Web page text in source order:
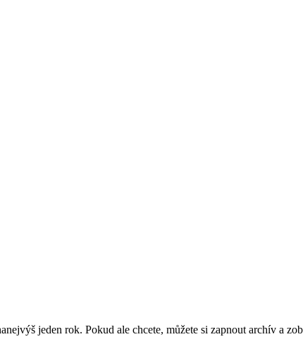
jeden rok. Pokud ale chcete, můžete si zapnout archív a